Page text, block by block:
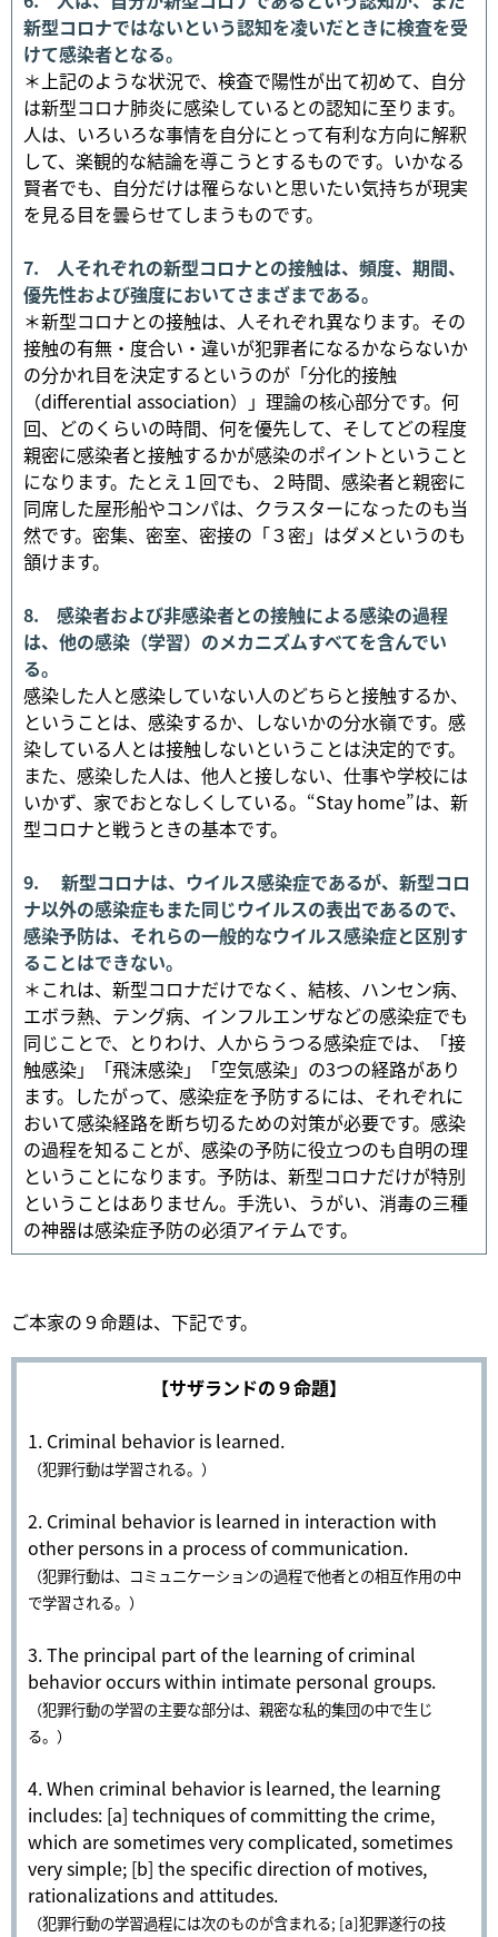
新型コロナではないという認知を凌いだときに検査を受
けて感染者となる。
＊上記のような状況で、検査で陽性が出て初めて、自分
は新型コロナ肺炎に感染しているとの認知に至ります。
人は、いろいろな事情を自分にとって有利な方向に解釈
して、楽観的な結論を導こうとするものです。いかなる
賢者でも、自分だけは罹らないと思いたい気持ちが現実
を見る目を曇らせてしまうものです。
7. 人それぞれの新型コロナとの接触は、頻度、期間、
優先性および強度においてさまざまである。
＊新型コロナとの接触は、人それぞれ異なります。その
接触の有無・度合い・違いが犯罪者になるかならないか
の分かれ目を決定するというのが「分化的接触
（differential association）」理論の核心部分です。何
回、どのくらいの時間、何を優先して、そしてどの程度
親密に感染者と接触するかが感染のポイントということ
になります。たとえ１回でも、２時間、感染者と親密に
同席した屋形船やコンパは、クラスターになったのも当
然です。密集、密室、密接の「３密」はダメというのも
頷けます。
8. 感染者および非感染者との接触による感染の過程
は、他の感染（学習）のメカニズムすべてを含んでい
る。
感染した人と感染していない人のどちらと接触するか、
ということは、感染するか、しないかの分水嶺です。感
染している人とは接触しないということは決定的です。
また、感染した人は、他人と接しない、仕事や学校には
いかず、家でおとなしくしている。“Stay home”は、新
型コロナと戦うときの基本です。
9. 新型コロナは、ウイルス感染症であるが、新型コロ
ナ以外の感染症もまた同じウイルスの表出であるので、
感染予防は、それらの一般的なウイルス感染症と区別す
ることはできない。
＊これは、新型コロナだけでなく、結核、ハンセン病、
エボラ熱、テング病、インフルエンザなどの感染症でも
同じことで、とりわけ、人からうつる感染症では、「接
触感染」「飛沫感染」「空気感染」の3つの経路があり
ます。したがって、感染症を予防するには、それぞれに
おいて感染経路を断ち切るための対策が必要です。感染
の過程を知ることが、感染の予防に役立つのも自明の理
ということになります。予防は、新型コロナだけが特別
ということはありません。手洗い、うがい、消毒の三種
の神器は感染症予防の必須アイテムです。
ご本家の９命題は、下記です。
【サザランドの９命題】
1. Criminal behavior is learned.
（犯罪行動は学習される。）
2. Criminal behavior is learned in interaction with
other persons in a process of communication.
（犯罪行動は、コミュニケーションの過程で他者との相互作用の中
で学習される。）
3. The principal part of the learning of criminal
behavior occurs within intimate personal groups.
（犯罪行動の学習の主要な部分は、親密な私的集団の中で生じ
る。）
4. When criminal behavior is learned, the learning
includes: [a] techniques of committing the crime,
which are sometimes very complicated, sometimes
very simple; [b] the specific direction of motives,
rationalizations and attitudes.
（犯罪行動の学習過程には次のものが含まれる; [a]犯罪遂行の技